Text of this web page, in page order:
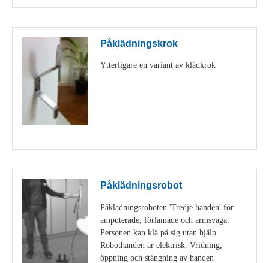
Påklädningskrok
Ytterligare en variant av klädkrok
Påklädningsrobot
Påklädningsroboten 'Tredje handen' för
amputerade, förlamade och armsvaga.
Personen kan klä på sig utan hjälp.
Robothanden är elektrisk. Vridning,
öppning och stängning av handen